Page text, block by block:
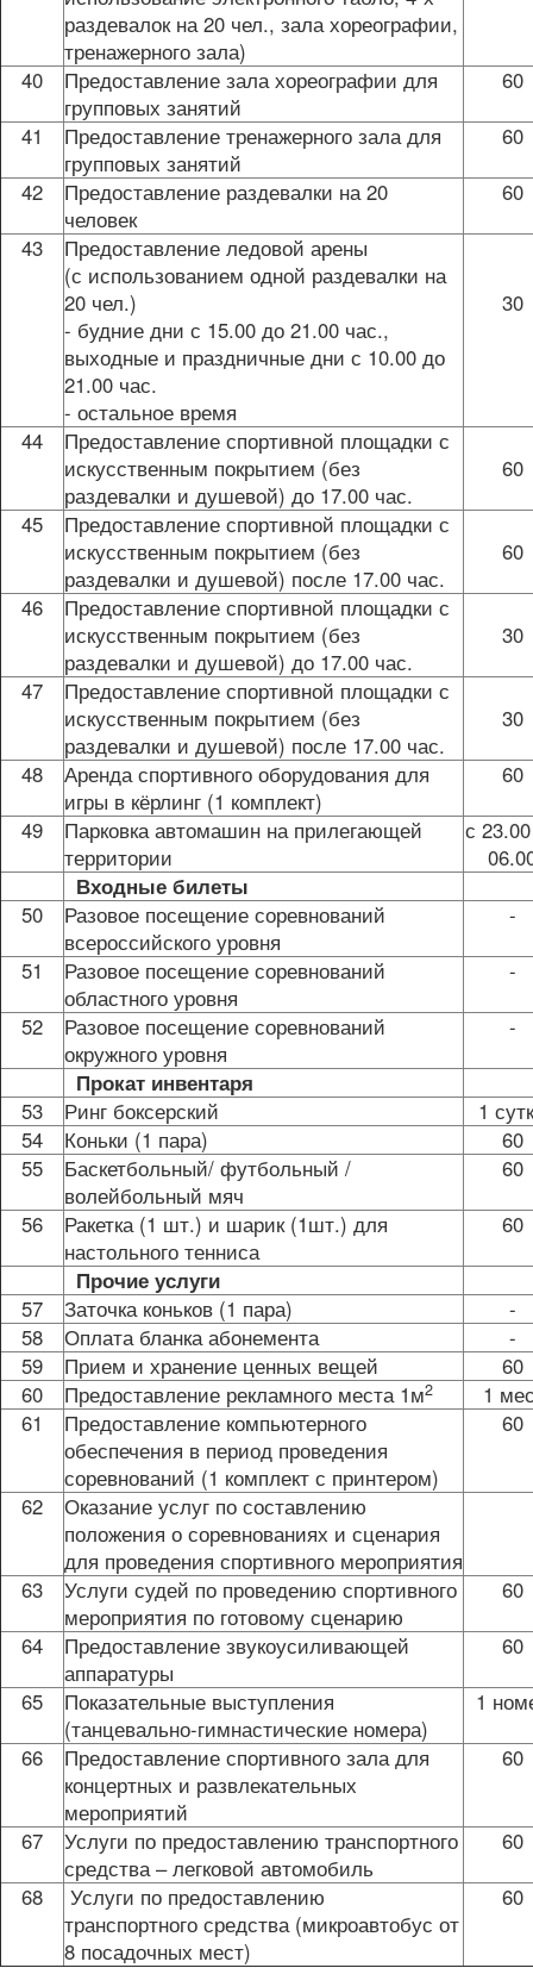
раздевалок на 20 чел., зала хореографии,
тренажерного зала)
40
Предоставление зала хореографии для
групповых занятий
60
41
Предоставление тренажерного зала для
групповых занятий
60
42
Предоставление раздевалки на 20
человек
60
43
Предоставление ледовой арены
(с использованием одной раздевалки на
20 чел.)
- будние дни с 15.00 до 21.00 час.,
выходные и праздничные дни с 10.00 до
21.00 час.
- остальное время
30
44
Предоставление спортивной площадки с
искусственным покрытием (без
раздевалки и душевой) до 17.00 час.
60
45
Предоставление спортивной площадки с
искусственным покрытием (без
раздевалки и душевой) после 17.00 час.
60
46
Предоставление спортивной площадки с
искусственным покрытием (без
раздевалки и душевой) до 17.00 час.
30
47
Предоставление спортивной площадки с
искусственным покрытием (без
раздевалки и душевой) после 17.00 час.
30
48
Аренда спортивного оборудования для
игры в кёрлинг (1 комплект)
60
49
Парковка автомашин на прилегающей
территории
с
Входные билеты
50
Разовое посещение соревнований
всероссийского уровня
-
51
Разовое посещение соревнований
областного уровня
-
52
Разовое посещение соревнований
окружного уровня
-
Прокат инвентаря
53
Ринг боксерский
1
54
Коньки (1 пара)
60
55
Баскетбольный/ футбольный /
волейбольный мяч
60
56
Ракетка (1 шт.) и шарик (1шт.) для
настольного тенниса
60
Прочие услуги
57
Заточка коньков (1 пара)
-
58
Оплата бланка абонемента
-
59
Прием и хранение ценных вещей
60
60
Предоставление рекламного места 1м2
1
61
Предоставление компьютерного
обеспечения в период проведения
соревнований (1 комплект с принтером)
60
62
Оказание услуг по составлению
положения о соревнованиях и сценария
для проведения спортивного мероприятия
63
Услуги судей по проведению спортивного
мероприятия по готовому сценарию
60
64
Предоставление звукоусиливающей
аппаратуры
60
65
Показательные выступления
(танцевально-гимнастические номера)
1
66
Предоставление спортивного зала для
концертных и развлекательных
мероприятий
60
67
Услуги по предоставлению транспортного
средства – легковой автомобиль
60
68
Услуги по предоставлению
транспортного средства (микроавтобус от
8 посадочных мест)
60